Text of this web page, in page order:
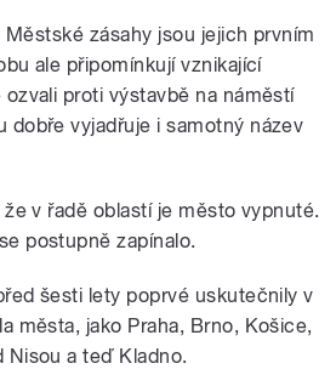
zásahy jsou jejich prvním
ale připomínkují vznikající
proti výstavbě na náměstí
dobře vyjadřuje i samotný název
v řadě oblastí je město vypnuté.
postupně zapínalo.
šesti lety poprvé uskutečnily v
města, jako Praha, Brno, Košice,
Nisou a teď Kladno.